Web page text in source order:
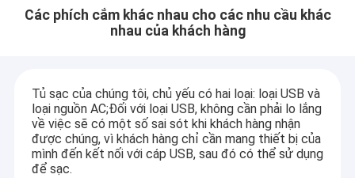
Các phích cắm khác nhau cho các nhu cầu khác
nhau của khách hàng
Tủ sạc của chúng tôi, chủ yếu có hai loại: loại USB và
loại nguồn AC;Đối với loại USB, không cần phải lo lắng
về việc sẽ có một số sai sót khi khách hàng nhận
được chúng, vì khách hàng chỉ cần mang thiết bị của
mình đến kết nối với cáp USB, sau đó có thể sử dụng
để sạc.